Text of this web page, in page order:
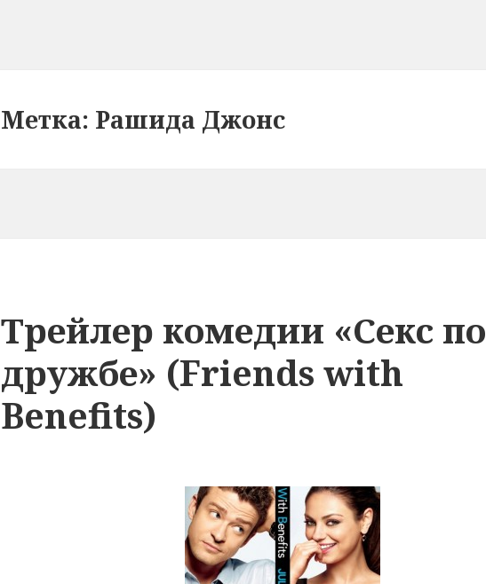
Метка: Рашида Джонс
Трейлер комедии «Секс по
дружбе» (Friends with
Benefits)